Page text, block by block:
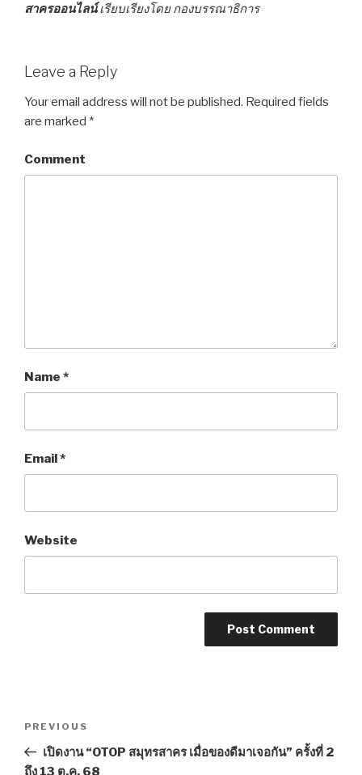
สาครออนไลน์เรียบเรียงโดย กองบรรณาธิการ
Leave a Reply
Your email address will not be published. Required fields
are marked *
Comment
Name *
Email*
Website
navigation
Previous
Post
PREVIOUS
เปิดงาน “OTOP สมุทรสาคร เมื่อของดีมาเจอกัน” ครั้งที่ 2
ถึง 13 ต.ค. 68